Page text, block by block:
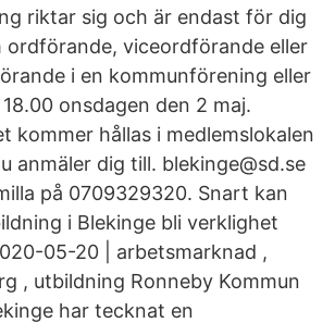
riktar sig och är endast för dig
ordförande, viceordförande eller
i en kommunförening eller
onsdagen den 2 maj.
kommer hållas i medlemslokalen
anmäler dig till. blekinge@sd.se
på 0709329320. Snart kan
i Blekinge bli verklighet
05-20 | arbetsmarknad ,
, utbildning Ronneby Kommun
har tecknat en